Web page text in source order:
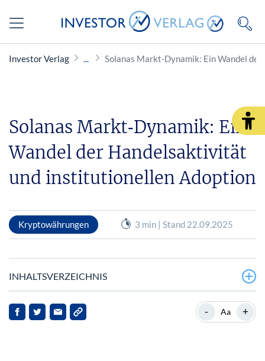
Investor Verlag Solanas Markt‑Dynamik: Ein Wandel
Solanas Markt‑Dynamik: Ein
Wandel der Handelsaktivität
und institutionellen Adoption
Kryptowährungen 3 min | Stand 22.09.2025
INHALTSVERZEICHNIS
Marktüberblick
- Aa +